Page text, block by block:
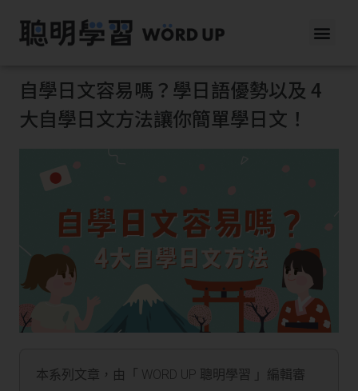
自學日文容易嗎？學日語優勢以及 4
大自學日文方法讓你簡單學日文！
本系列文章，由「 WORD UP 聰明學習 」編輯審